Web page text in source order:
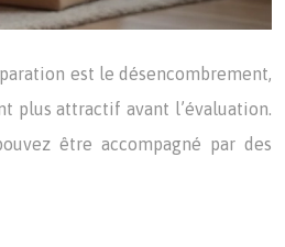
est le désencombrement,
plus attractif avant l’évaluation.
être accompagné par des